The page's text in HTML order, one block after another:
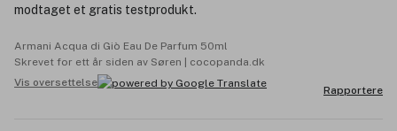
modtaget et gratis testprodukt.
Armani Acqua di Giò Eau De Parfum 50ml
Skrevet for ett år siden av Søren | cocopanda.dk
Vis oversettelse
Rapportere